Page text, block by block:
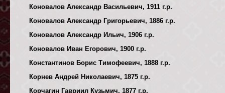
Коновалов Александр Васильевич, 1911 г.р.
Коновалов Александр Григорьевич, 1886 г.р.
Коновалов Александр Ильич, 1906 г.р.
Коновалов Иван Егорович, 1900 г.р.
Константинов Борис Тимофеевич, 1888 г.р.
Корнев Андрей Николаевич, 1875 г.р.
Корчагин Гавриил Кузьмич, 1877 г.р.